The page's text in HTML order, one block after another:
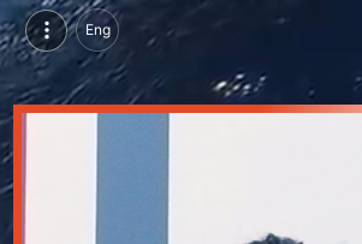
Eng
कोमल सुथार, परसुइन्ग बी. वोक इन इंटीरियर डिजाइनिंग, आईएनआईएफडी, उदयपुर | वीडियो परिचय देखें
कोमल सुथार, परसुइन्ग बी. वोक इन इंटीरियर डिजाइनिंग, आईएनआईएफडी, उदयपुर का वीडियो परिचय और सिंगल ब्रांडिंग पेज देखें।